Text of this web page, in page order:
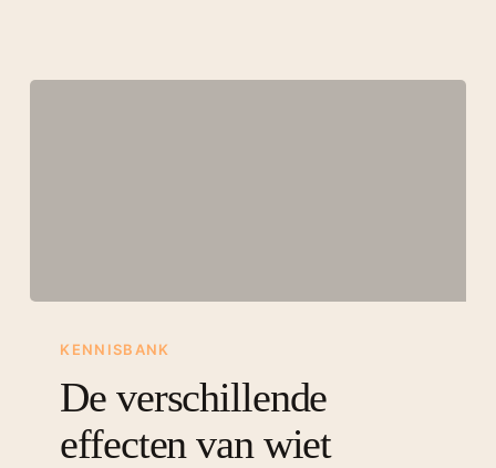
KENNISBANK
De verschillende
effecten van wiet